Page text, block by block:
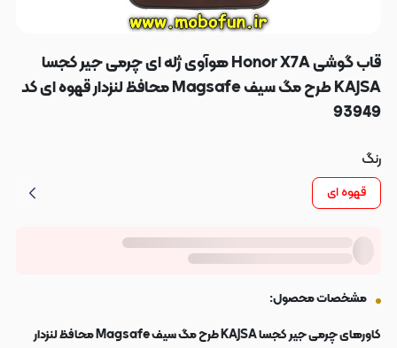
قاب گوشی Honor X7A هوآوی ژله ای چرمی جیر کجسا
KAJSA طرح مگ سیف Magsafe محافظ لنزدار قهوه ای کد
93949
رنگ
قهوه ای
مشخصات محصول:
کاورهای چرمی جیر کجسا KAJSA طرح مگ سیف Magsafe محافظ لنزدار